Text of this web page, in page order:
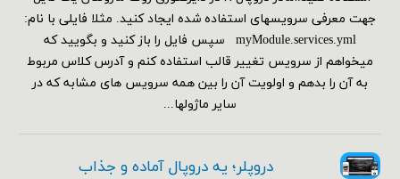
جهت معرفی سرویسهای استفاده شده ایجاد کنید. مثلا فایلی با نام:
myModule.services.yml سپس فایل را باز کنید و بگویید که
میخواهم از سرویس تغییر قالب استفاده کنم و آدرس کلاس مربوط
به آن را بدهم و اولویت آن را بین همه سرویس های مشابه که در
سایر ماژولها...
دروپلر؛ یه دروپال آماده و جذاب